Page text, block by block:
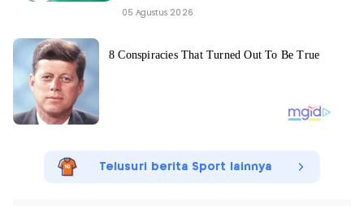
05 Agustus 2026
Telusuri berita Sport lainnya